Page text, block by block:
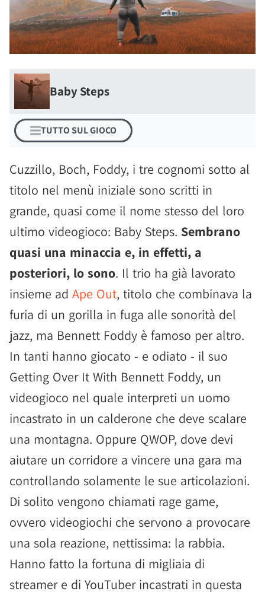
Baby Steps
TUTTO SUL GIOCO
Cuzzillo, Boch, Foddy, i tre cognomi sotto al
titolo nel menù iniziale sono scritti in
grande, quasi come il nome stesso del loro
ultimo videogioco: Baby Steps. Sembrano
quasi una minaccia e, in effetti, a
posteriori, lo sono. Il trio ha già lavorato
insieme ad Ape Out, titolo che combinava la
furia di un gorilla in fuga alle sonorità del
jazz, ma Bennett Foddy è famoso per altro.
In tanti hanno giocato - e odiato - il suo
Getting Over It With Bennett Foddy, un
videogioco nel quale interpreti un uomo
incastrato in un calderone che deve scalare
una montagna. Oppure QWOP, dove devi
aiutare un corridore a vincere una gara ma
controllando solamente le sue articolazioni.
Di solito vengono chiamati rage game,
ovvero videogiochi che servono a provocare
una sola reazione, nettissima: la rabbia.
Hanno fatto la fortuna di migliaia di
streamer e di YouTuber incastrati in questa